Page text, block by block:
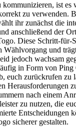
ist es
zu verwenden.
ihr zunächst die
anschließend der
Diese Schritt-für-
Wählvorgang und
jedoch wachsam
in Form von Ping
euch zurückrufen zu
Herausforderungen
nach einem
zu nutzen, die
Entscheidungen
sicherer gestalten.